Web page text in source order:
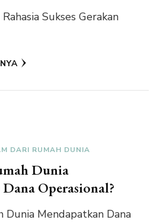
Sukses Gerakan
DARI RUMAH DUNIA
Dunia
Operasional?
Dunia Mendapatkan Dana